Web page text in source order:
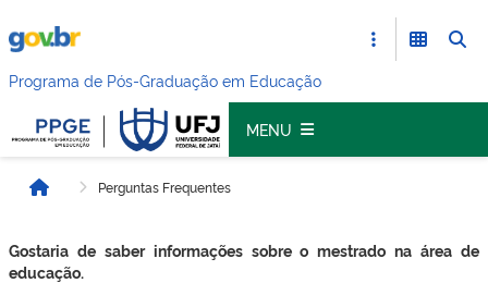
Programa de Pós-Graduação em Educação
MENU
Início Perguntas Frequentes
Gostaria de saber informações sobre o mestrado na área de
educação.